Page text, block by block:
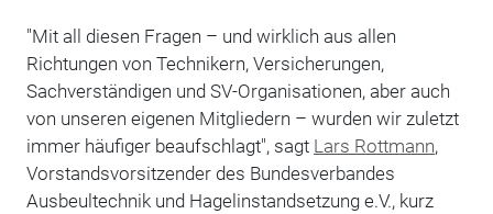
"Mit all diesen Fragen – und wirklich aus allen
Richtungen von Technikern, Versicherungen,
Sachverständigen und SV-Organisationen, aber auch
von unseren eigenen Mitgliedern – wurden wir zuletzt
immer häufiger beaufschlagt", sagt Lars Rottmann,
Vorstandsvorsitzender des Bundesverbandes
Ausbeultechnik und Hagelinstandsetzung e.V., kurz